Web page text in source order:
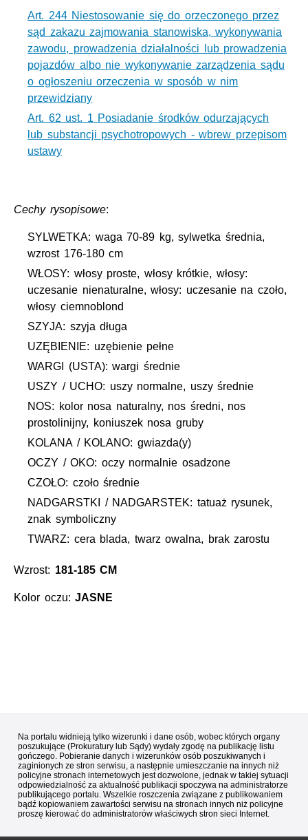
Art. 244 Niestosowanie się do orzeczonego przez
sąd zakazu zajmowania stanowiska, wykonywania
zawodu, prowadzenia działalności lub prowadzenia
pojazdów albo nie wykonywanie zarządzenia sądu
o ogłoszeniu orzeczenia w sposób w nim
przewidziany
Art. 62 ust. 1 Posiadanie środków odurzających
lub substancji psychotropowych - wbrew przepisom
ustawy
Cechy rysopisowe:
SYLWETKA: waga 70-89 kg, sylwetka średnia,
wzrost 176-180 cm
WŁOSY: włosy proste, włosy krótkie, włosy:
uczesanie nienaturalne, włosy: uczesanie na czoło,
włosy ciemnoblond
SZYJA: szyja długa
UZĘBIENIE: uzębienie pełne
WARGI (USTA): wargi średnie
USZY / UCHO: uszy normalne, uszy średnie
NOS: kolor nosa naturalny, nos średni, nos
prostolinijny, koniuszek nosa gruby
KOLANA / KOLANO: gwiazda(y)
OCZY / OKO: oczy normalnie osadzone
CZOŁO: czoło średnie
NADGARSTKI / NADGARSTEK: tatuaż rysunek,
znak symboliczny
TWARZ: cera blada, twarz owalna, brak zarostu
Wzrost: 181-185 CM
Kolor oczu:JASNE
Na portalu widnieją tylko wizerunki i dane osób, wobec których organy
poszukujące (Prokuratury lub Sądy) wydały zgodę na publikację listu
gończego. Pobieranie danych i wizerunków osób poszukiwanych i
zaginionych ze stron serwisu, a następnie umieszczanie na innych niż
policyjne stronach internetowych jest dozwolone, jednak w takiej sytuacji
odpowiedzialność za aktualność publikacji spoczywa na administratorze
publikującego portalu. Wszelkie roszczenia związane z publikowaniem
bądź kopiowaniem zawartości serwisu na stronach innych niż policyjne
proszę kierować do administratorów właściwych stron sieci Internet.